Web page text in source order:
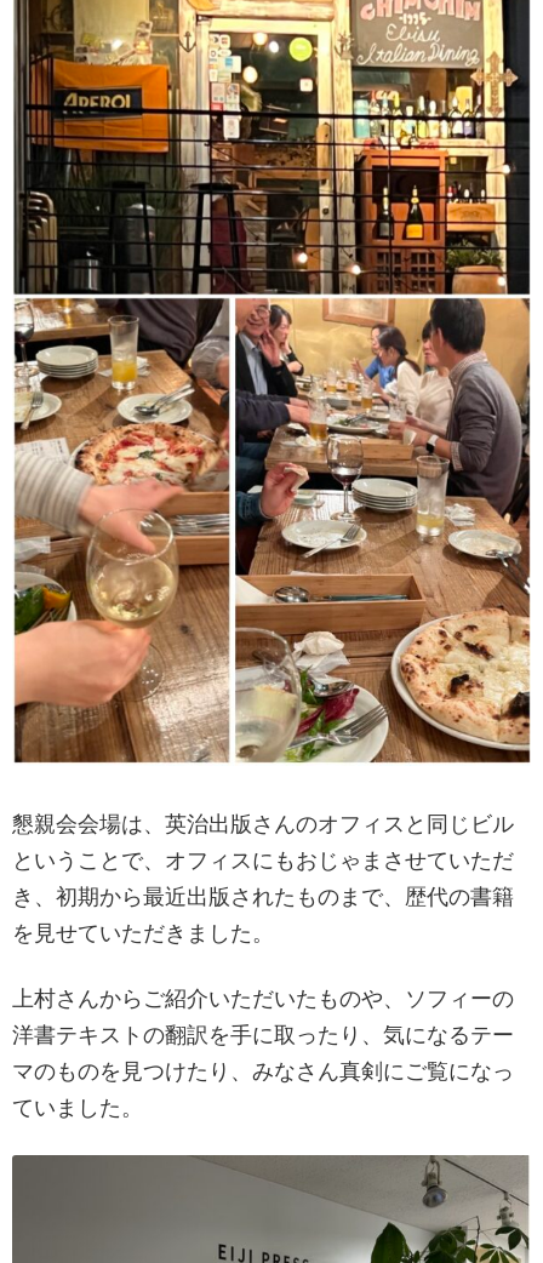
懇親会会場は、英治出版さんのオフィスと同じビル
ということで、オフィスにもおじゃまさせていただ
き、初期から最近出版されたものまで、歴代の書籍
を見せていただきました。
上村さんからご紹介いただいたものや、ソフィーの
洋書テキストの翻訳を手に取ったり、気になるテー
マのものを見つけたり、みなさん真剣にご覧になっ
ていました。